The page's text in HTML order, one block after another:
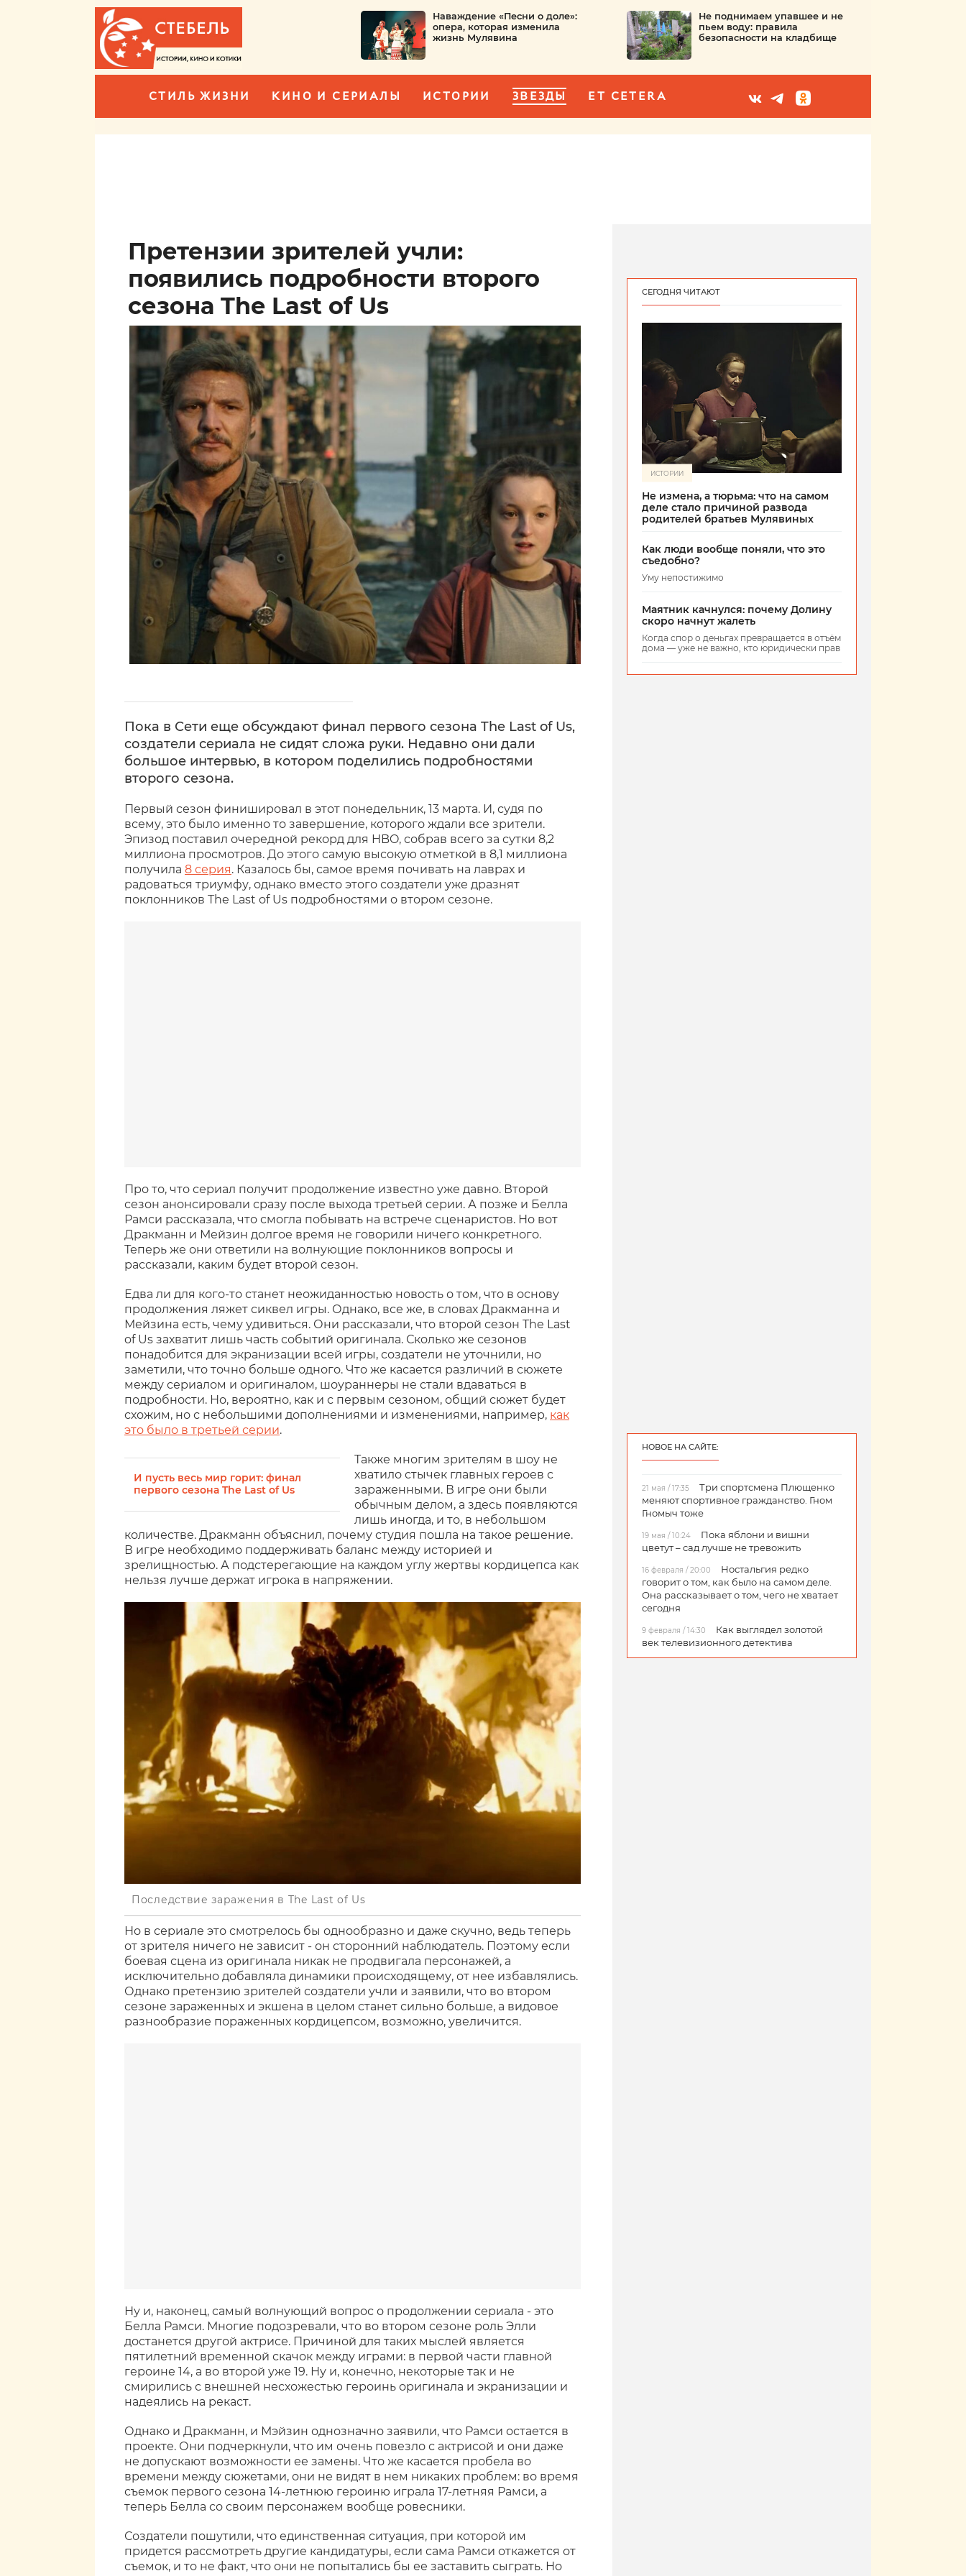
Наваждение «Песни о доле»:
опера, которая изменила
жизнь Мулявина
Не поднимаем упавшее и не
пьем воду: правила
безопасности на кладбище
СТИЛЬ ЖИЗНИ КИНО И СЕРИАЛЫ ИСТОРИИ ЗВЕЗДЫ ET CETERA
Претензии зрителей учли:
появились подробности второго
сезона The Last of Us
Пока в Сети еще обсуждают финал первого сезона The Last of Us,
создатели сериала не сидят сложа руки. Недавно они дали
большое интервью, в котором поделились подробностями
второго сезона.
Первый сезон финишировал в этот понедельник, 13 марта. И, судя по
всему, это было именно то завершение, которого ждали все зрители.
Эпизод поставил очередной рекорд для HBO, собрав всего за сутки 8,2
миллиона просмотров. До этого самую высокую отметкой в 8,1 миллиона
получила 8 серия. Казалось бы, самое время почивать на лаврах и
радоваться триумфу, однако вместо этого создатели уже дразнят
поклонников The Last of Us подробностями о втором сезоне.
Про то, что сериал получит продолжение известно уже давно. Второй
сезон анонсировали сразу после выхода третьей серии. А позже и Белла
Рамси рассказала, что смогла побывать на встрече сценаристов. Но вот
Дракманн и Мейзин долгое время не говорили ничего конкретного.
Теперь же они ответили на волнующие поклонников вопросы и
рассказали, каким будет второй сезон.
Едва ли для кого-то станет неожиданностью новость о том, что в основу
продолжения ляжет сиквел игры. Однако, все же, в словах Дракманна и
Мейзина есть, чему удивиться. Они рассказали, что второй сезон The Last
of Us захватит лишь часть событий оригинала. Сколько же сезонов
понадобится для экранизации всей игры, создатели не уточнили, но
заметили, что точно больше одного. Что же касается различий в сюжете
между сериалом и оригиналом, шоураннеры не стали вдаваться в
подробности. Но, вероятно, как и с первым сезоном, общий сюжет будет
схожим, но с небольшими дополнениями и изменениями, например, как
это было в третьей серии.
И пусть весь мир горит: финал
первого сезона The Last of Us
Также многим зрителям в шоу не
хватило стычек главных героев с
зараженными. В игре они были
обычным делом, а здесь появляются
лишь иногда, и то, в небольшом
количестве. Дракманн объяснил, почему студия пошла на такое решение.
В игре необходимо поддерживать баланс между историей и
зрелищностью. А подстерегающие на каждом углу жертвы кордицепса как
нельзя лучше держат игрока в напряжении.
Последствие заражения в The Last of Us
Но в сериале это смотрелось бы однообразно и даже скучно, ведь теперь
от зрителя ничего не зависит - он сторонний наблюдатель. Поэтому если
боевая сцена из оригинала никак не продвигала персонажей, а
исключительно добавляла динамики происходящему, от нее избавлялись.
Однако претензию зрителей создатели учли и заявили, что во втором
сезоне зараженных и экшена в целом станет сильно больше, а видовое
разнообразие пораженных кордицепсом, возможно, увеличится.
Ну и, наконец, самый волнующий вопрос о продолжении сериала - это
Белла Рамси. Многие подозревали, что во втором сезоне роль Элли
достанется другой актрисе. Причиной для таких мыслей является
пятилетний временной скачок между играми: в первой части главной
героине 14, а во второй уже 19. Ну и, конечно, некоторые так и не
смирились с внешней несхожестью героинь оригинала и экранизации и
надеялись на рекаст.
Однако и Дракманн, и Мэйзин однозначно заявили, что Рамси остается в
проекте. Они подчеркнули, что им очень повезло с актрисой и они даже
не допускают возможности ее замены. Что же касается пробела во
времени между сюжетами, они не видят в нем никаких проблем: во время
съемок первого сезона 14-летнюю героиню играла 17-летняя Рамси, а
теперь Белла со своим персонажем вообще ровесники.
Создатели пошутили, что единственная ситуация, при которой им
придется рассмотреть другие кандидатуры, если сама Рамси откажется от
съемок, и то не факт, что они не попытались бы ее заставить сыграть. Но
СЕГОДНЯ ЧИТАЮТ
ИСТОРИИ
Не измена, а тюрьма: что на самом
деле стало причиной развода
родителей братьев Мулявиных
Как люди вообще поняли, что это
съедобно?
Уму непостижимо
Маятник качнулся: почему Долину
скоро начнут жалеть
Когда спор о деньгах превращается в отъём
дома — уже не важно, кто юридически прав
НОВОЕ НА САЙТЕ:
21 мая / 17:35
Три спортсмена Плющенко
меняют спортивное гражданство. Гном
Гномыч тоже
19 мая / 10:24
Пока яблони и вишни
цветут – сад лучше не тревожить
16 февраля / 20:00
Ностальгия редко
говорит о том, как было на самом деле.
Она рассказывает о том, чего не хватает
сегодня
9 февраля / 14:30
Как выглядел золотой
век телевизионного детектива